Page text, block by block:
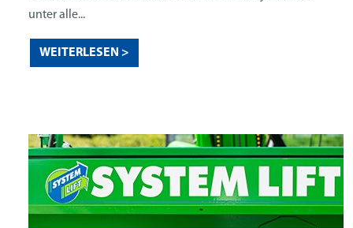
unter alle...
WEITERLESEN >